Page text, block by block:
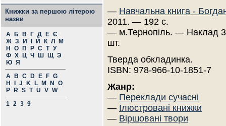
Книжки за першою літерою
назви
А Б В Г Д Е Є
Ж З И Й К Л
М
Н
О П Р С Т У
Ф Х Ц Ч Ш Щ Э
Ю Я
A
B C D E F G
H
J K L M N
O
P
R S T U V W
1 2 3 9
— Навчальна книга -
2011. — 192 с.
— м.Тернопіль. — Наклад
шт.
Тверда обкладинка.
ISBN: 978-966-10-1851-7
Жанр:
— Переклади сучасні
— Ілюстровані книжки
— Віршовані твори